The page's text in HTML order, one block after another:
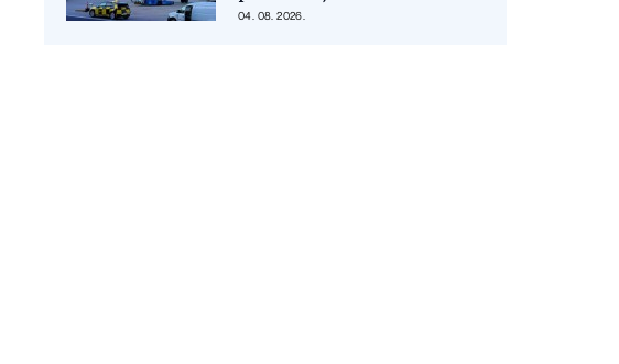
04. 08. 2026.